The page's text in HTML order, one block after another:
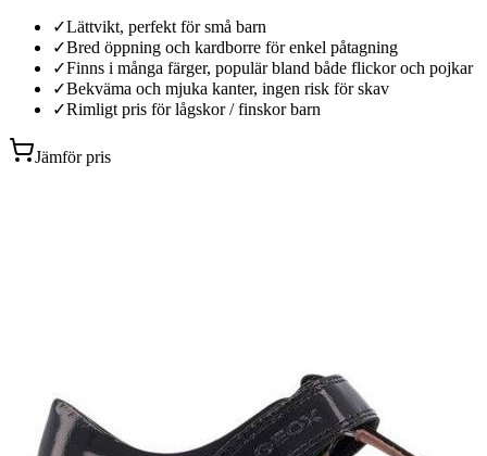
✓Lättvikt, perfekt för små barn
✓Bred öppning och kardborre för enkel påtagning
✓Finns i många färger, populär bland både flickor och pojkar
✓Bekväma och mjuka kanter, ingen risk för skav
✓Rimligt pris för lågskor / finskor barn
Jämför pris